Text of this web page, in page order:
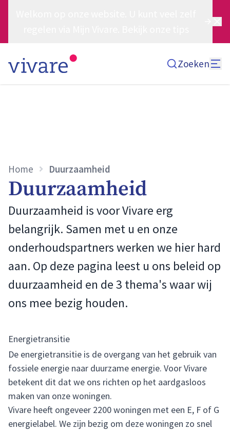
Zoeken
Home Duurzaamheid
Duurzaamheid
Duurzaamheid is voor Vivare erg
belangrijk. Samen met u en onze
onderhoudspartners werken we hier hard
aan. Op deze pagina leest u ons beleid op
duurzaamheid en de 3 thema's waar wij
ons mee bezig houden.
Energietransitie
De energietransitie is de overgang van het gebruik van
fossiele energie naar duurzame energie. Voor Vivare
betekent dit dat we ons richten op het aardgasloos
maken van onze woningen.
Vivare heeft ongeveer 2200 woningen met een E, F of G
energielabel. We zijn bezig om deze woningen zo snel